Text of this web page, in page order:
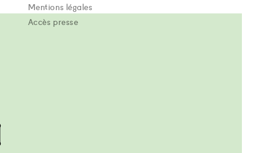
Mentions légales
Accès presse